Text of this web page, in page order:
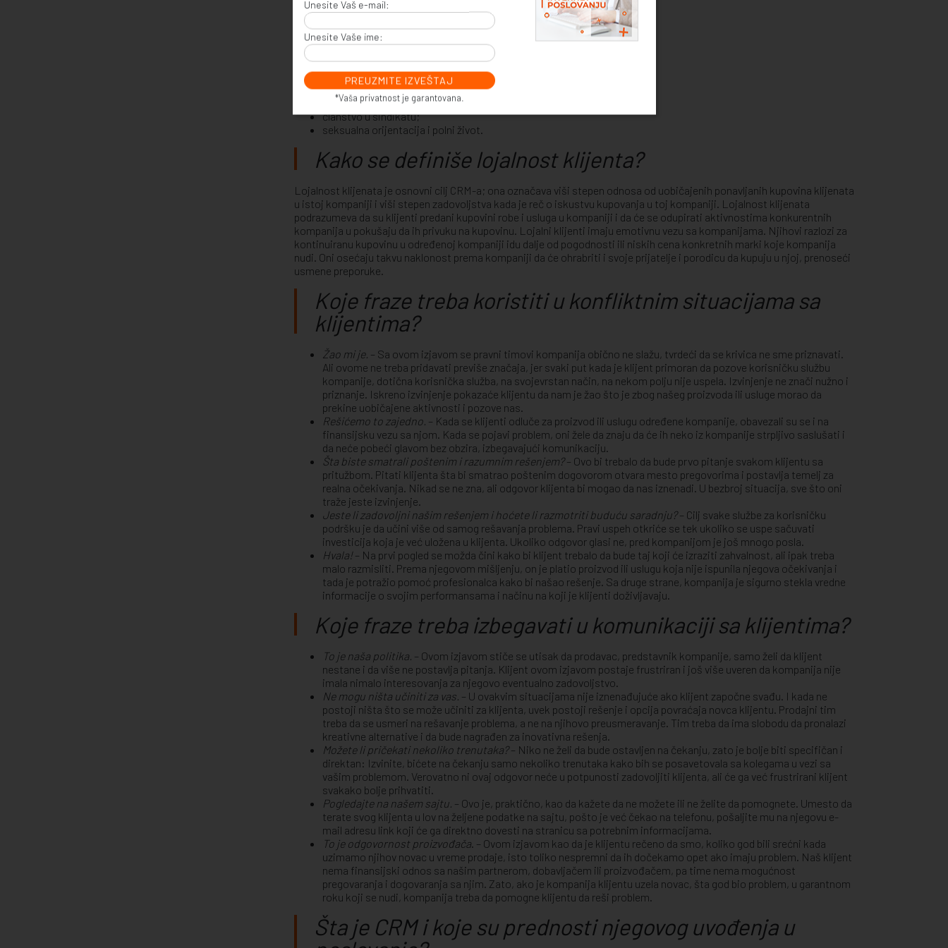
Unesite Vaš e-mail:
Unesite Vaše ime:
*Vaša privatnost je garantovana.
osnovni podaci – ime, prezime, broj ličnog identifikacionog dokumenta;
podaci iz ličnog identifikacionog dokumenta;
biometrijski podaci;
genetski podaci;
zdravstveni karton;
etnička pripadnost;
ekonomsko stanje;
IP adrese;
članstvo u sindikatu;
seksualna orijentacija i polni život.
Kako se definiše lojalnost klijenta?
Lojalnost klijenata je osnovni cilj CRM-a; ona označava viši stepen odnosa od uobičajenih ponavljanih kupovina klijenata
u istoj kompaniji i viši stepen zadovoljstva kada je reč o iskustvu kupovanja u toj kompaniji. Lojalnost klijenata
podrazumeva da su klijenti predani kupovini robe i usluga u kompaniji i da će se odupirati aktivnostima konkurentnih
kompanija u pokušaju da ih privuku na kupovinu. Lojalni klijenti imaju emotivnu vezu sa kompanijama. Njihovi razlozi za
kontinuiranu kupovinu u određenoj kompaniji idu dalje od pogodnosti ili niskih cena konkretnih marki koje kompanija
nudi. Oni osećaju takvu naklonost prema kompaniji da će ohrabriti i svoje prijatelje i porodicu da kupuju u njoj, prenoseći
usmene preporuke.
Koje fraze treba koristiti u konfliktnim situacijama sa
klijentima?
Žao mi je. – Sa ovom izjavom se pravni timovi kompanija obično ne slažu, tvrdeći da se krivica ne sme priznavati.
Ali ovome ne treba pridavati previše značaja, jer svaki put kada je klijent primoran da pozove korisničku službu
kompanije, dotična korisnička služba, na svojevrstan način, na nekom polju nije uspela. Izvinjenje ne znači nužno i
priznanje. Iskreno izvinjenje pokazaće klijentu da nam je žao što je zbog našeg proizvoda ili usluge morao da
prekine uobičajene aktivnosti i pozove nas.
Rešićemo to zajedno. – Kada se klijenti odluče za proizvod ili uslugu određene kompanije, obavezali su se i na
finansijsku vezu sa njom. Kada se pojavi problem, oni žele da znaju da će ih neko iz kompanije strpljivo saslušati i
da neće pobeći glavom bez obzira, izbegavajući komunikaciju.
Šta biste smatrali poštenim i razumnim rešenjem?– Ovo bi trebalo da bude prvo pitanje svakom klijentu sa
pritužbom. Pitati klijenta šta bi smatrao poštenim dogovorom otvara mesto pregovorima i postavlja temelj za
realna očekivanja. Nikad se ne zna, ali odgovor klijenta bi mogao da nas iznenadi. U bezbroj situacija, sve što oni
traže jeste izvinjenje.
Jeste li zadovoljni našim rešenjem i hoćete li razmotriti buduću saradnju?– Cilj svake službe za korisničku
podršku je da učini više od samog rešavanja problema. Pravi uspeh otkriće se tek ukoliko se uspe sačuvati
investicija koja je već uložena u klijenta. Ukoliko odgovor glasi ne, pred kompanijom je još mnogo posla.
Hvala!– Na prvi pogled se možda čini kako bi klijent trebalo da bude taj koji će izraziti zahvalnost, ali ipak treba
malo razmisliti. Prema njegovom mišljenju, on je platio proizvod ili uslugu koja nije ispunila njegova očekivanja i
tada je potražio pomoć profesionalca kako bi našao rešenje. Sa druge strane, kompanija je sigurno stekla vredne
informacije o svojim performansama i načinu na koji je klijenti doživljavaju.
Koje fraze treba izbegavati u komunikaciji sa klijentima?
To je naša politika. – Ovom izjavom stiče se utisak da prodavac, predstavnik kompanije, samo želi da klijent
nestane i da više ne postavlja pitanja. Klijent ovom izjavom postaje frustriran i još više uveren da kompanija nije
imala nimalo interesovanja za njegovo eventualno zadovoljstvo.
Ne mogu ništa učiniti za vas. – U ovakvim situacijama nije iznenađujuće ako klijent započne svađu. I kada ne
postoji ništa što se može učiniti za klijenta, uvek postoji rešenje i opcija povraćaja novca klijentu. Prodajni tim
treba da se usmeri na rešavanje problema, a ne na njihovo preusmeravanje. Tim treba da ima slobodu da pronalazi
kreativne alternative i da bude nagrađen za inovativna rešenja.
Možete li pričekati nekoliko trenutaka?– Niko ne želi da bude ostavljen na čekanju, zato je bolje biti specifičan i
direktan: Izvinite, bićete na čekanju samo nekoliko trenutaka kako bih se posavetovala sa kolegama u vezi sa
vašim problemom. Verovatno ni ovaj odgovor neće u potpunosti zadovoljiti klijenta, ali će ga već frustrirani klijent
svakako bolje prihvatiti.
Pogledajte na našem sajtu. – Ovo je, praktično, kao da kažete da ne možete ili ne želite da pomognete. Umesto da
terate svog klijenta u lov na željene podatke na sajtu, pošto je već čekao na telefonu, pošaljite mu na njegovu e-
mail adresu link koji će ga direktno dovesti na stranicu sa potrebnim informacijama.
To je odgovornost proizvođača. – Ovom izjavom kao da je klijentu rečeno da smo, koliko god bili srećni kada
uzimamo njihov novac u vreme prodaje, isto toliko nespremni da ih dočekamo opet ako imaju problem. Naš klijent
nema finansijski odnos sa našim partnerom, dobavljačem ili proizvođačem, pa time nema mogućnost
pregovaranja i dogovaranja sa njim. Zato, ako je kompanija klijentu uzela novac, šta god bio problem, u garantnom
roku koji se nudi, kompanija treba da pomogne klijentu da reši problem.
Šta je CRM i koje su prednosti njegovog uvođenja u